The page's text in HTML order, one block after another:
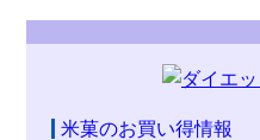
米菓のお買い得情報